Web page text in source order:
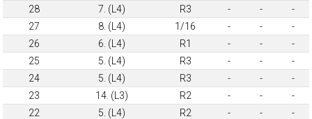
28
7. (L4) R3 - -
-
27
8. (L4) 1/16 - -
-
26
6. (L4) R1 - -
-
25
5. (L4) R3 - -
-
24
5. (L4) R3 - -
-
23
14. (L3) R2 - -
-
22
5. (L4) R2 - -
-